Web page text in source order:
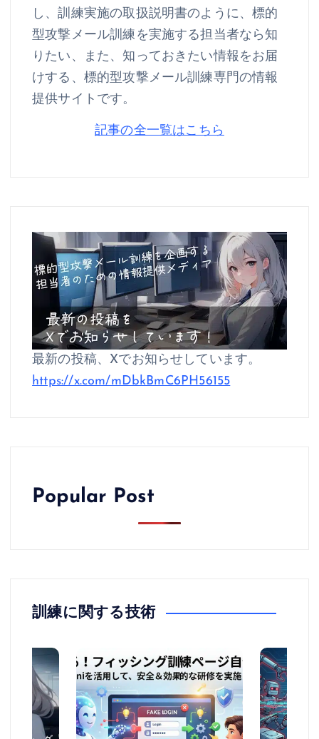
し、訓練実施の取扱説明書のように、標的
型攻撃メール訓練を実施する担当者なら知
りたい、また、知っておきたい情報をお届
けする、標的型攻撃メール訓練専門の情報
提供サイトです。
記事の全一覧はこちら
最新の投稿、Xでお知らせしています。
https://x.com/mDbkBmC6PH56155
Popular Post
訓練に関する技術